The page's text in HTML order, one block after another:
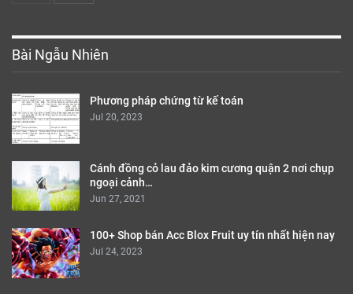
Bài Ngẫu Nhiên
Phương pháp chứng từ kế toán
Jul 20, 2023
Cánh đồng cỏ lau đảo kim cương quận 2 nơi chụp
ngoại cảnh…
Jun 27, 2021
100+ Shop bán Acc Blox Fruit uy tín nhất hiện nay
Jul 24, 2023